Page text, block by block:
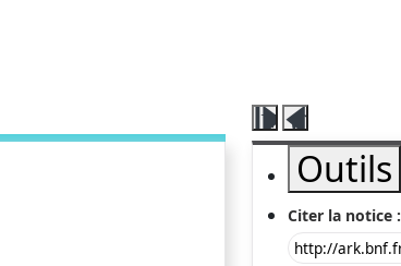
Fermer
ce
volet
Outils
Ouvrir
ce
volet
Outils
Outils
Citer la notice :